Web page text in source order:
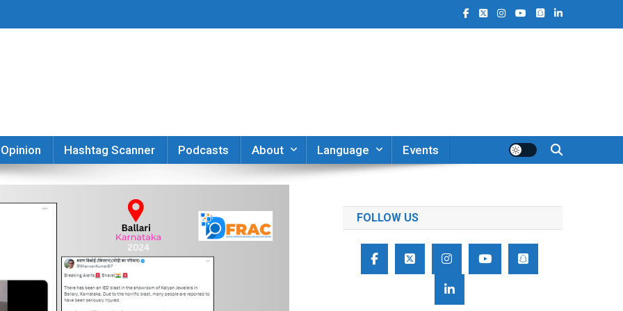
Opinion Hashtag Scanner Podcasts About Language Events
FOLLOW US